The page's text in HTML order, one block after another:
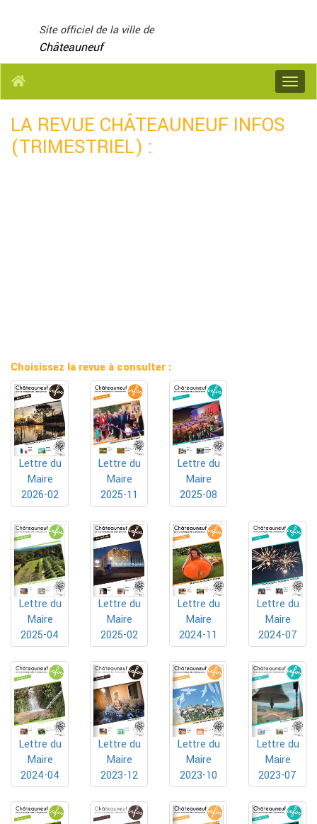
Site officiel de la ville de
Châteauneuf
Menu
LA REVUE CHÂTEAUNEUF INFOS
(TRIMESTRIEL) :
Choisissez la revue à consulter :
Lettre du
Maire
2026-02
Lettre du
Maire
2025-11
Lettre du
Maire
2025-08
Lettre du
Maire
2025-04
Lettre du
Maire
2025-02
Lettre du
Maire
2024-11
Lettre du
Maire
2024-07
Lettre du
Maire
2024-04
Lettre du
Maire
2023-12
Lettre du
Maire
2023-10
Lettre du
Maire
2023-07